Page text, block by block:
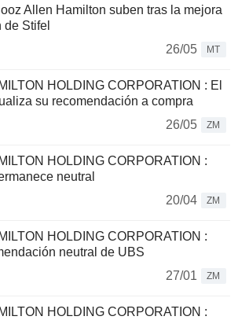
Allen Hamilton suben tras la mejora
Stifel
26/05
MT
HOLDING CORPORATION : El
su recomendación a compra
26/05
ZM
HOLDING CORPORATION :
neutral
20/04
ZM
HOLDING CORPORATION :
neutral de UBS
27/01
ZM
HOLDING CORPORATION :